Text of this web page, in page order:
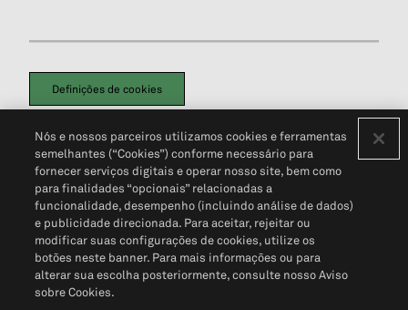
Definições de cookies
Política de PrivacidadePortal de privacidade do cliente (em inglês)
Não Venda Minhas Informações Pessoais© 2026 S&P Global
Nós e nossos parceiros utilizamos cookies e ferramentas
semelhantes (“Cookies”) conforme necessário para
fornecer serviços digitais e operar nosso site, bem como
para finalidades “opcionais” relacionadas a
funcionalidade, desempenho (incluindo análise de dados)
e publicidade direcionada. Para aceitar, rejeitar ou
modificar suas configurações de cookies, utilize os
botões neste banner. Para mais informações ou para
alterar sua escolha posteriormente, consulte nosso Aviso
sobre Cookies.